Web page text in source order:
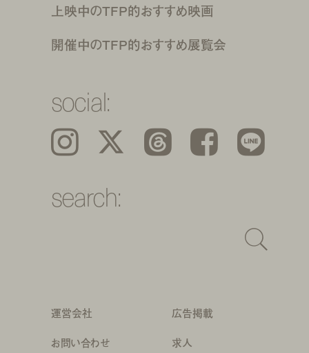
上映中のTFP的おすすめ映画
開催中のTFP的おすすめ展覧会
social:
Instagram 𝕏 Threads Facebook LINE
search:
運営会社
広告掲載
お問い合わせ
求人